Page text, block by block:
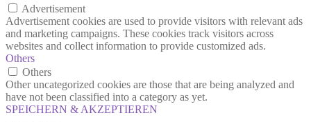
Advertisement
Advertisement cookies are used to provide visitors with relevant ads
and marketing campaigns. These cookies track visitors across
websites and collect information to provide customized ads.
Others
Others
Other uncategorized cookies are those that are being analyzed and
have not been classified into a category as yet.
SPEICHERN & AKZEPTIEREN